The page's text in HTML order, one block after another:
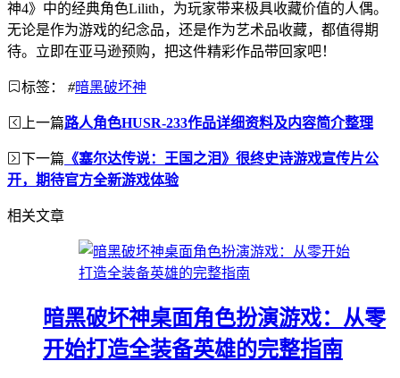
神4》中的经典角色Lilith，为玩家带来极具收藏价值的人偶。
无论是作为游戏的纪念品，还是作为艺术品收藏，都值得期
待。立即在亚马逊预购，把这件精彩作品带回家吧！
标签： #暗黑破坏神
上一篇路人角色HUSR-233作品详细资料及内容简介整理
下一篇 《塞尔达传说：王国之泪》很终史诗游戏宣传片公
开，期待官方全新游戏体验
相关文章
暗黑破坏神桌面角色扮演游戏：从零
开始打造全装备英雄的完整指南